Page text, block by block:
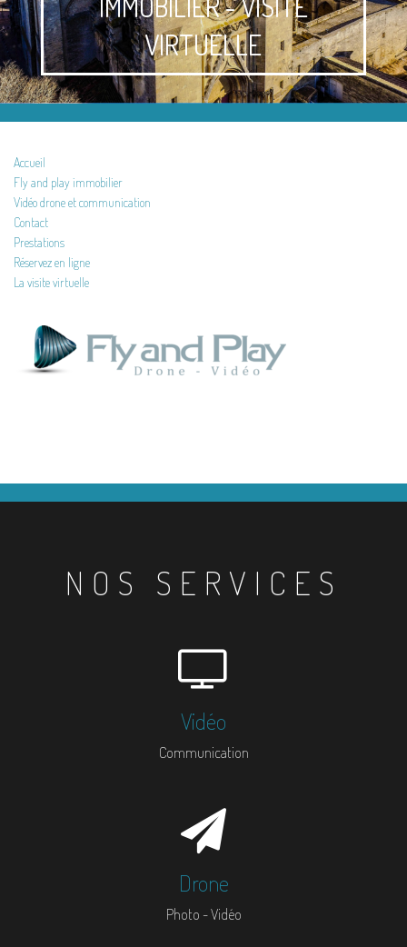
VIRTUELLE
Accueil
Fly and play immobilier
Vidéo drone et communication
Contact
Prestations
Réservez en ligne
La visite virtuelle
NOS SERVICES
Vidéo
Communication
Drone
Photo - Vidéo